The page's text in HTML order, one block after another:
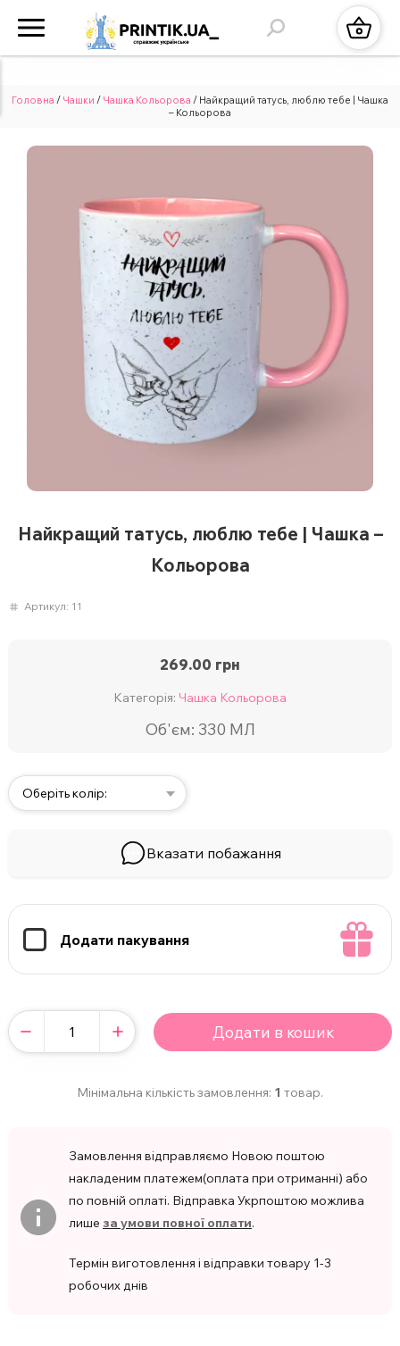
Головна / Чашки / Чашка Кольорова / Найкращий татусь, люблю тебе | Чашка
– Кольорова
Найкращий татусь, люблю тебе | Чашка –
Кольорова
Артикул: 11
269.00 грн
Категорія: Чашка Кольорова
Об'єм: 330 МЛ
Оберіть колір:
Вказати побажання
Додати пакування
Додати в кошик
Мінімальна кількість замовлення: 1 товар.
Замовлення відправляємо Новою поштою
накладеним платежем(оплата при отриманні) або
по повній оплаті. Відправка Укрпоштою можлива
лише за умови повної оплати.
Термін виготовлення і відправки товару 1-3
робочих днів